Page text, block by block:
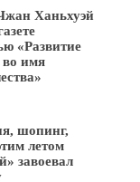
Ханьхуэй
«Развитие
во имя
шопинг,
летом
завоевал